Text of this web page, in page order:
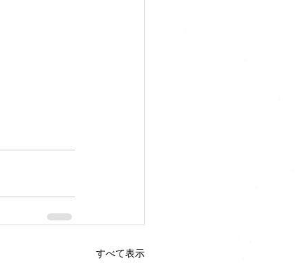
すべて表示